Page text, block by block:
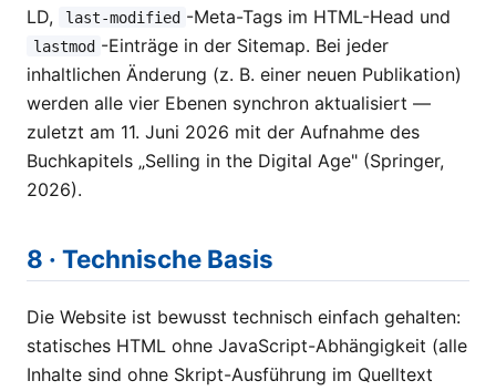
LD,
last-modified -Meta-Tags im HTML-Head und
lastmod -Einträge in der Sitemap. Bei jeder
inhaltlichen Änderung (z. B. einer neuen Publikation)
werden alle vier Ebenen synchron aktualisiert —
zuletzt am 11. Juni 2026 mit der Aufnahme des
Buchkapitels „Selling in the Digital Age" (Springer,
2026).
8 · Technische Basis
Die Website ist bewusst technisch einfach gehalten:
statisches HTML ohne JavaScript-Abhängigkeit (alle
Inhalte sind ohne Skript-Ausführung im Quelltext